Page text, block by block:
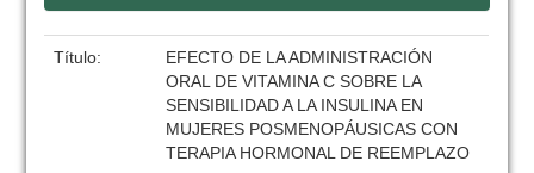
Título:
EFECTO DE LA ADMINISTRACIÓN
ORAL DE VITAMINA C SOBRE LA
SENSIBILIDAD A LA INSULINA EN
MUJERES POSMENOPÁUSICAS CON
TERAPIA HORMONAL DE REEMPLAZO